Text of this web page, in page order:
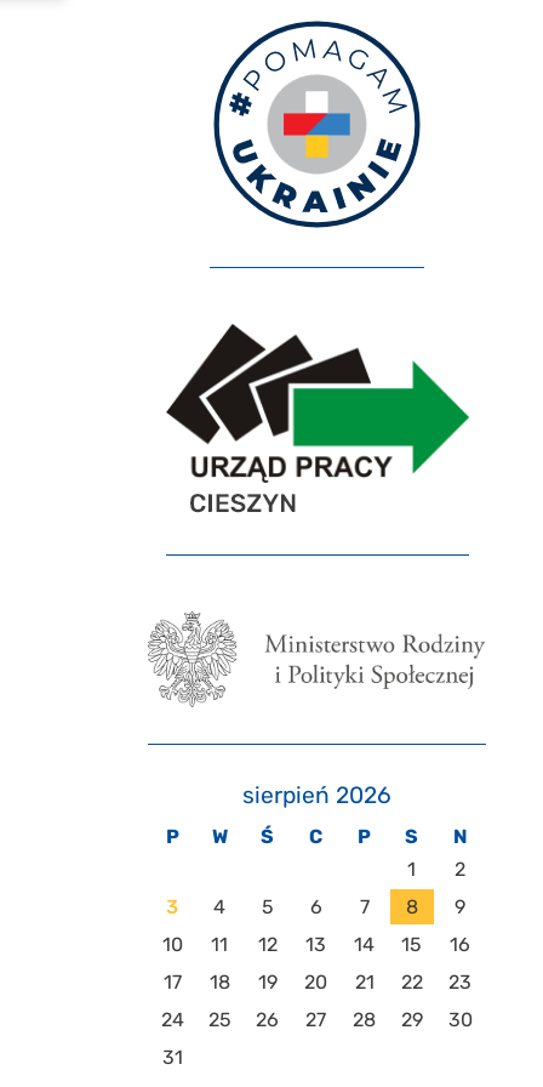
sierpień 2026
P W Ś C P S
N
1
2
3
4 5 6 7 8
9
10
11 12 13 14 15
16
17
18 19 20 21 22
23
24
25 26 27 28 29
30
31